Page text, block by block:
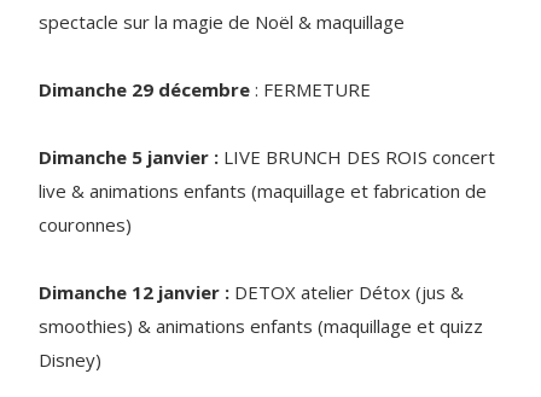
spectacle sur la magie de Noël & maquillage
Dimanche 29 décembre : FERMETURE
Dimanche 5 janvier : LIVE BRUNCH DES ROIS concert
live & animations enfants (maquillage et fabrication de
couronnes)
Dimanche 12 janvier : DETOX atelier Détox (jus &
smoothies) & animations enfants (maquillage et quizz
Disney)